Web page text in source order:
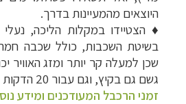
היוצאים מהמעיינות בדרך.
♦ הצטיידו במקלות הליכה, נעלי
בשיטת השכבות, כולל שכבה
שכן למעלה קר יותר ומזג האוויר
גשם גם בקיץ, וגם עבור 20 הדקות אותן תבלו ברכבל.
זמני הרכבל המעודכנים ומידע